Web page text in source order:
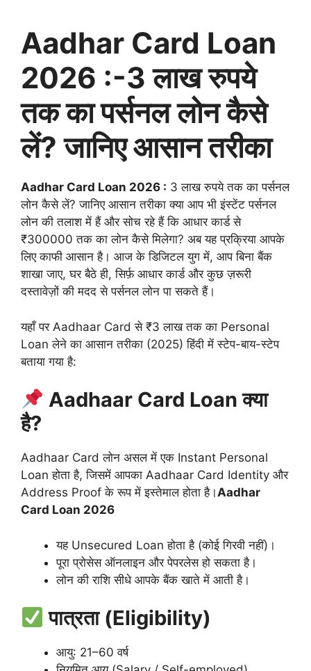
Aadhar Card Loan
2026 :-3 लाख रुपये
तक का पर्सनल लोन कैसे
लें? जानिए आसान तरीका
Aadhar Card Loan 2026 : 3 लाख रुपये तक का पर्सनल
लोन कैसे लें? जानिए आसान तरीका क्या आप भी इंस्टेंट पर्सनल
लोन की तलाश में हैं और सोच रहे हैं कि आधार कार्ड से
₹300000 तक का लोन कैसे मिलेगा? अब यह प्रक्रिया आपके
लिए काफी आसान है। आज के डिजिटल युग में, आप बिना बैंक
शाखा जाए, घर बैठे ही, सिर्फ़ आधार कार्ड और कुछ ज़रूरी
दस्तावेज़ों की मदद से पर्सनल लोन पा सकते हैं।
यहाँ पर Aadhaar Card से ₹3 लाख तक का Personal
Loan लेने का आसान तरीका (2025) हिंदी में स्टेप-बाय-स्टेप
बताया गया है:
Aadhaar Card Loan क्या
है?
Aadhaar Card लोन असल में एक Instant Personal
Loan होता है, जिसमें आपका Aadhaar Card Identity और
Address Proof के रूप में इस्तेमाल होता है।Aadhar
Card Loan 2026
यह Unsecured Loan होता है (कोई गिरवी नहीं)।
पूरा प्रोसेस ऑनलाइन और पेपरलेस हो सकता है।
लोन की राशि सीधे आपके बैंक खाते में आती है।
पात्रता (Eligibility)
आयु: 21–60 वर्ष